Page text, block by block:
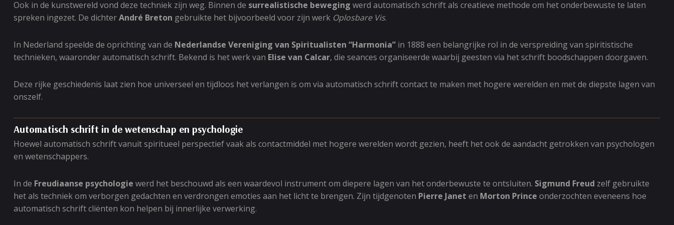
Ook in de kunstwereld vond deze techniek zijn weg. Binnen de surrealistische beweging werd automatisch schrift als creatieve methode om het onderbewuste te laten
spreken ingezet. De dichterAndré Breton gebruikte het bijvoorbeeld voor zijn werk Oplosbare Vis.
In Nederland speelde de oprichting van de Nederlandse Vereniging van Spiritualisten “Harmonia” in 1888 een belangrijke rol in de verspreiding van spiritistische
technieken, waaronder automatisch schrift. Bekend is het werk van Elise van Calcar, die seances organiseerde waarbij geesten via het schrift boodschappen doorgaven.
Deze rijke geschiedenis laat zien hoe universeel en tijdloos het verlangen is om via automatisch schrift contact te maken met hogere werelden en met de diepste lagen van
onszelf.
Automatisch schrift in de wetenschap en psychologie
Hoewel automatisch schrift vanuit spiritueel perspectief vaak als contactmiddel met hogere werelden wordt gezien, heeft het ook de aandacht getrokken van psychologen
en wetenschappers.
In de Freudiaanse psychologie werd het beschouwd als een waardevol instrument om diepere lagen van het onderbewuste te ontsluiten. Sigmund Freud zelf gebruikte
het als techniek om verborgen gedachten en verdrongen emoties aan het licht te brengen. Zijn tijdgenoten Pierre Janet en Morton Prince onderzochten eveneens hoe
automatisch schrift cliënten kon helpen bij innerlijke verwerking.